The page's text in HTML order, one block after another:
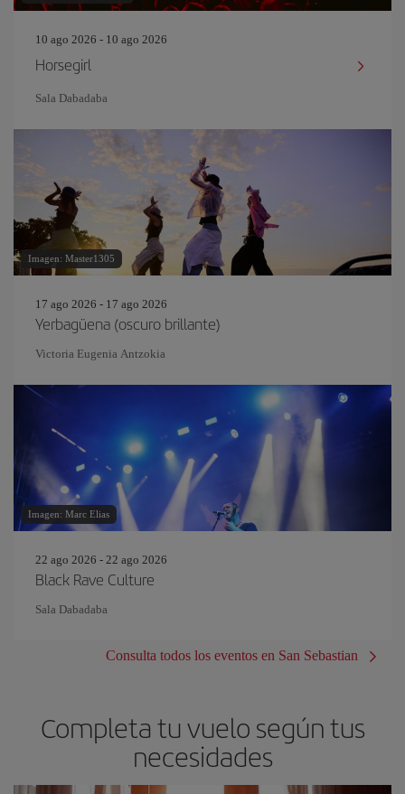
10 ago 2026 - 10 ago 2026
Horsegirl
Sala Dabadaba
Imagen: Master1305
17 ago 2026 - 17 ago 2026
Yerbagüena (oscuro brillante)
Victoria Eugenia Antzokia
Imagen: Marc Elias
22 ago 2026 - 22 ago 2026
Black Rave Culture
Sala Dabadaba
Consulta todos los eventos en San Sebastian
Completa tu vuelo según tus
necesidades